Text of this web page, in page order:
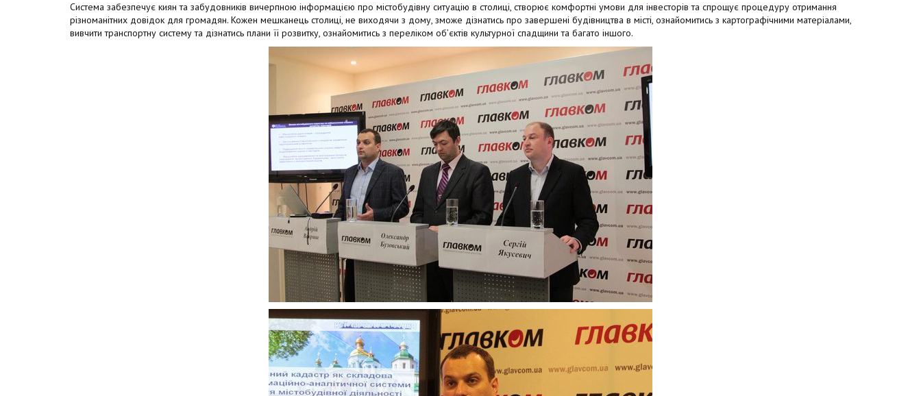
Система забезпечує киян та забудовників вичерпною інформацією про містобудівну ситуацію в столиці, створює комфортні умови для інвесторів та спрощує процедуру отримання
різноманітних довідок для громадян. Кожен мешканець столиці, не виходячи з дому, зможе дізнатись про завершені будівництва в місті, ознайомитись з картографічними матеріалами,
вивчити транспортну систему та дізнатись плани її розвитку, ознайомитись з переліком об’єктів культурної спадщини та багато іншого.